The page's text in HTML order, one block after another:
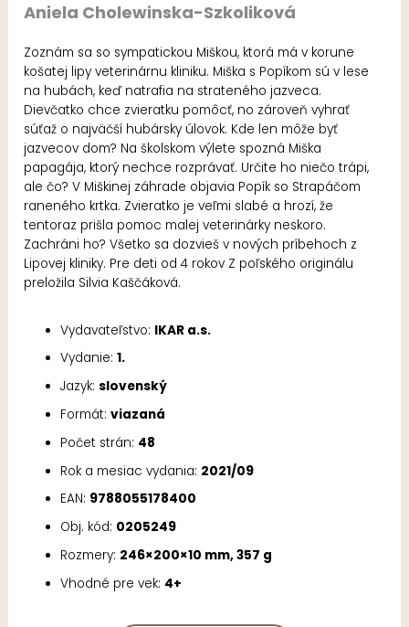
Aniela Cholewinska-Szkoliková
Zoznám sa so sympatickou Miškou, ktorá má v korune
košatej lipy veterinárnu kliniku. Miška s Popíkom sú v lese
na hubách, keď natrafia na strateného jazveca.
Dievčatko chce zvieratku pomôcť, no zároveň vyhrať
súťaž o najväčší hubársky úlovok. Kde len môže byť
jazvecov dom? Na školskom výlete spozná Miška
papagája, ktorý nechce rozprávať. Určite ho niečo trápi,
ale čo? V Miškinej záhrade objavia Popík so Strapáčom
raneného krtka. Zvieratko je veľmi slabé a hrozí, že
tentoraz prišla pomoc malej veterinárky neskoro.
Zachráni ho? Všetko sa dozvieš v nových príbehoch z
Lipovej kliniky. Pre deti od 4 rokov Z poľského originálu
preložila Silvia Kaščáková.
Vydavateľstvo: IKAR a.s.
Vydanie:1.
Jazyk:slovenský
Formát:viazaná
Počet strán: 48
Rok a mesiac vydania: 2021/09
EAN: 9788055178400
Obj. kód: 0205249
Rozmery: 246×200×10 mm, 357 g
Vhodné pre vek: 4+